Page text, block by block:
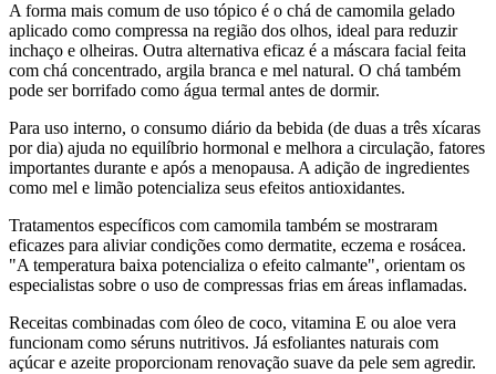
A forma mais comum de uso tópico é o chá de camomila gelado
aplicado como compressa na região dos olhos, ideal para reduzir
inchaço e olheiras. Outra alternativa eficaz é a máscara facial feita
com chá concentrado, argila branca e mel natural. O chá também
pode ser borrifado como água termal antes de dormir.
Para uso interno, o consumo diário da bebida (de duas a três xícaras
por dia) ajuda no equilíbrio hormonal e melhora a circulação, fatores
importantes durante e após a menopausa. A adição de ingredientes
como mel e limão potencializa seus efeitos antioxidantes.
Tratamentos específicos com camomila também se mostraram
eficazes para aliviar condições como dermatite, eczema e rosácea.
"A temperatura baixa potencializa o efeito calmante", orientam os
especialistas sobre o uso de compressas frias em áreas inflamadas.
Receitas combinadas com óleo de coco, vitamina E ou aloe vera
funcionam como séruns nutritivos. Já esfoliantes naturais com
açúcar e azeite proporcionam renovação suave da pele sem agredir.